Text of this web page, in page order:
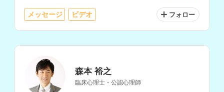
意とされています。
メッセージ ビデオ フォロー
森本 裕之
臨床心理士・公認心理師